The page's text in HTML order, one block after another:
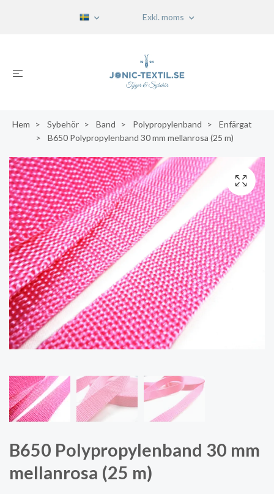
Exkl. moms
Hem Sybehör Band Polypropylenband
Enfärgat
B650 Polypropylenband 30 mm mellanrosa (25 m)
B650 Polypropylenband 30 mm
mellanrosa (25 m)